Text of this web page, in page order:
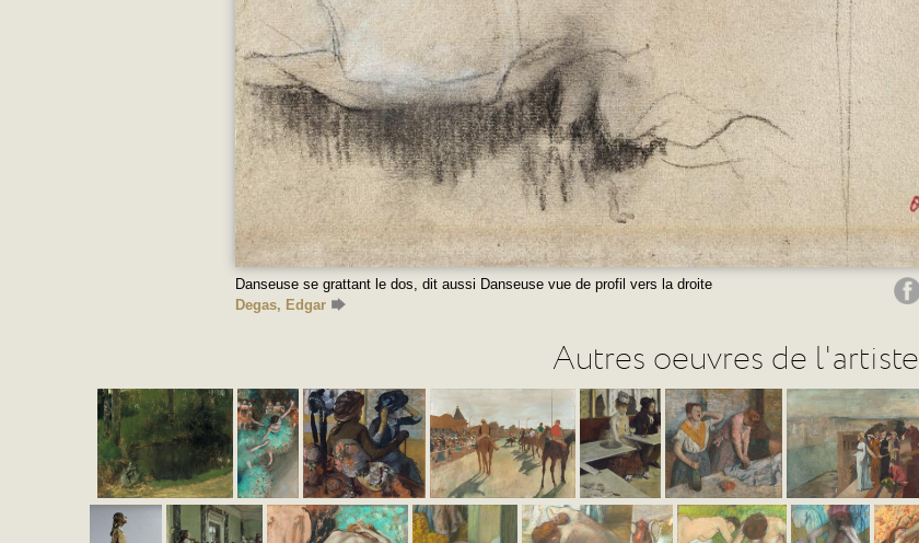
Danseuse se grattant le dos, dit aussi Danseuse vue de profil vers la droite
Degas, Edgar
Autres oeuvres de l'artiste